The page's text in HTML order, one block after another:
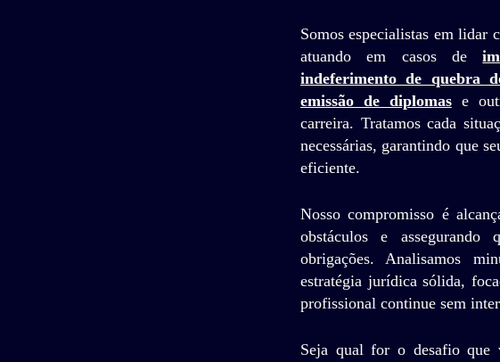
Somos especialistas em lidar
atuando em casos de
indeferimento de quebra
emissão de diplomase
carreira. Tratamos cada
necessárias, garantindo que
eficiente.
Nosso compromisso é
obstáculos e
obrigações. Analisamos
estratégia jurídica sólida,
profissional continue sem
Seja qual for o desafio que